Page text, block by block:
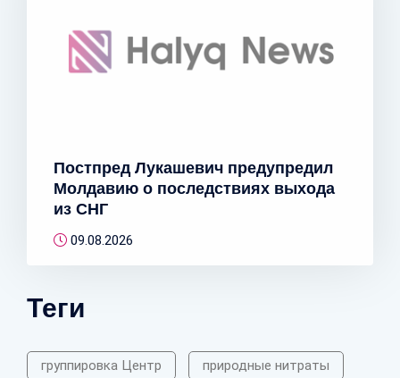
Постпред Лукашевич предупредил
Молдавию о последствиях выхода
из СНГ
09.08.2026
Теги
группировка Центр природные нитраты